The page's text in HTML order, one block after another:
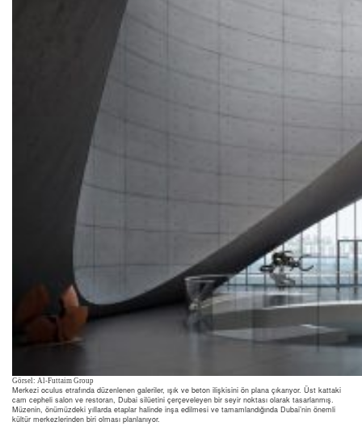
Görsel: Al-Futtaim Group
Merkezi oculus etrafında düzenlenen galeriler, ışık ve beton ilişkisini ön plana çıkarıyor. Üst kattaki
cam cepheli salon ve restoran, Dubai silüetini çerçeveleyen bir seyir noktası olarak tasarlanmış.
Müzenin, önümüzdeki yıllarda etaplar halinde inşa edilmesi ve tamamlandığında Dubai’nin önemli
kültür merkezlerinden biri olması planlanıyor.